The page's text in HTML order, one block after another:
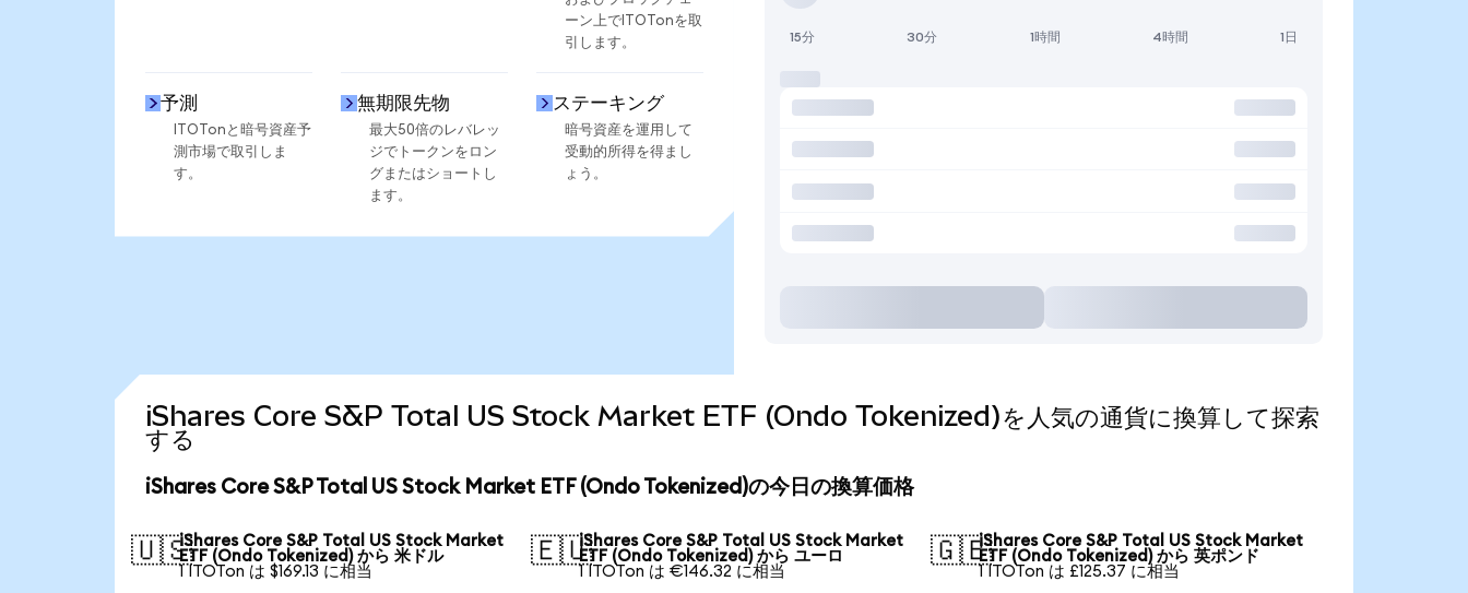
ーン上でITOTonを取
引します。
予測
ITOTonと暗号資産予
測市場で取引しま
す。
無期限先物
最大50倍のレバレッ
ジでトークンをロン
グまたはショートし
ます。
ステーキング
暗号資産を運用して
受動的所得を得まし
ょう。
15分 30分 1時間 4時間 1日
iShares Core S&P Total US Stock Market ETF (Ondo Tokenized)を人気の通貨に換算して探索
する
iShares Core S&P Total US Stock Market ETF (Ondo Tokenized)の今日の換算価格
🇺🇸iShares Core S&P Total US Stock Market
ETF (Ondo Tokenized) から 米ドル
1 ITOTon は $169.13 に相当
🇪🇺iShares Core S&P Total US Stock Market
ETF (Ondo Tokenized) から ユーロ
1 ITOTon は €146.32 に相当
🇬🇧iShares Core S&P Total US Stock Market
ETF (Ondo Tokenized) から 英ポンド
1 ITOTon は £125.37 に相当